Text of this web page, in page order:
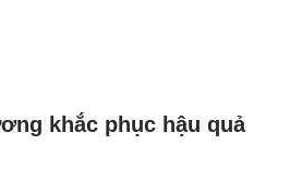
khắc phục hậu quả